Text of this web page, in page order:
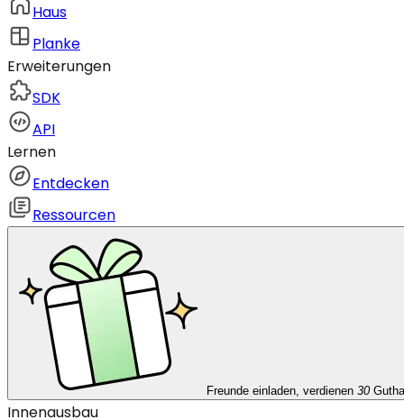
Haus
Planke
Erweiterungen
SDK
API
Lernen
Entdecken
Ressourcen
Freunde einladen, verdienen 30
Innenausbau